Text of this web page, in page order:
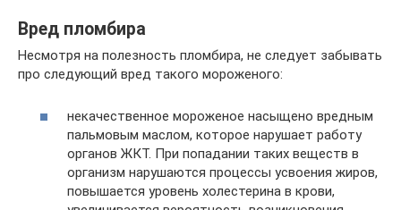
Вред пломбира
Несмотря на полезность пломбира, не следует забывать
про следующий вред такого мороженого:
некачественное мороженое насыщено вредным
пальмовым маслом, которое нарушает работу
органов ЖКТ. При попадании таких веществ в
организм нарушаются процессы усвоения жиров,
повышается уровень холестерина в крови,